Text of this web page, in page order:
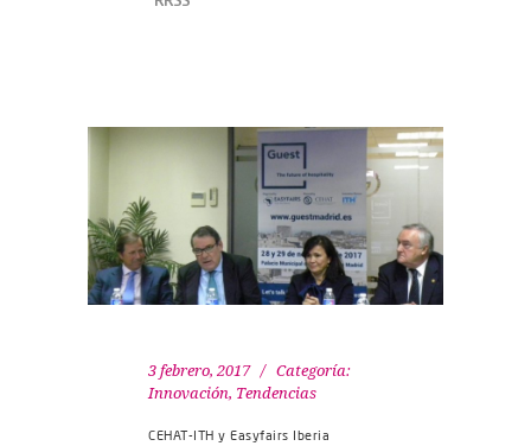
3 febrero, 2017
Categoría:
Innovación, Tendencias
CEHAT-ITH y Easyfairs Iberia